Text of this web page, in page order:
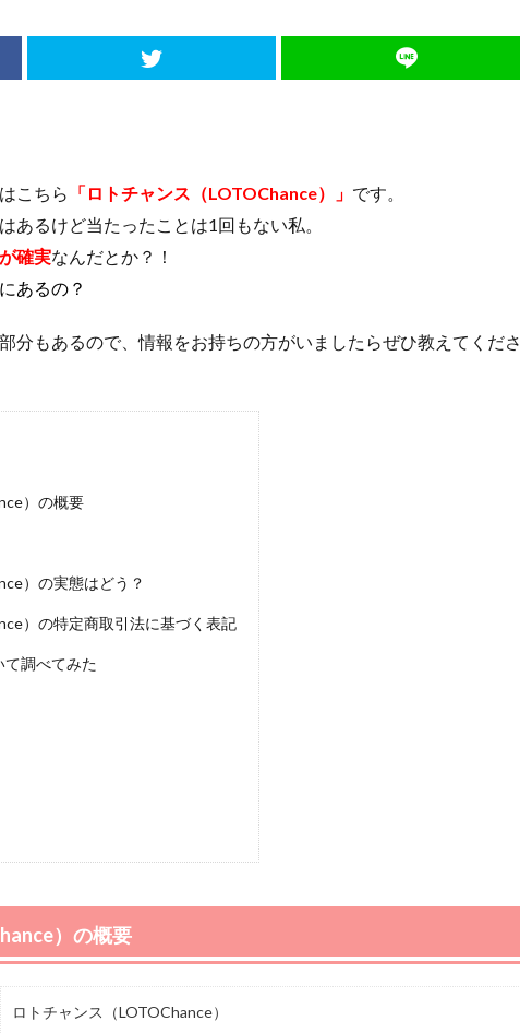
こちら 「ロトチャンス（LOTOChance）」 です。
あるけど当たったことは1回もない私。
確実なんだとか？！
あるの？
分もあるので、情報をお持ちの方がいましたらぜひ教えてくださ
）の概要
）の実態はどう？
）の特定商取引法に基づく表記
て調べてみた
）の概要
ロトチャンス（LOTOChance）